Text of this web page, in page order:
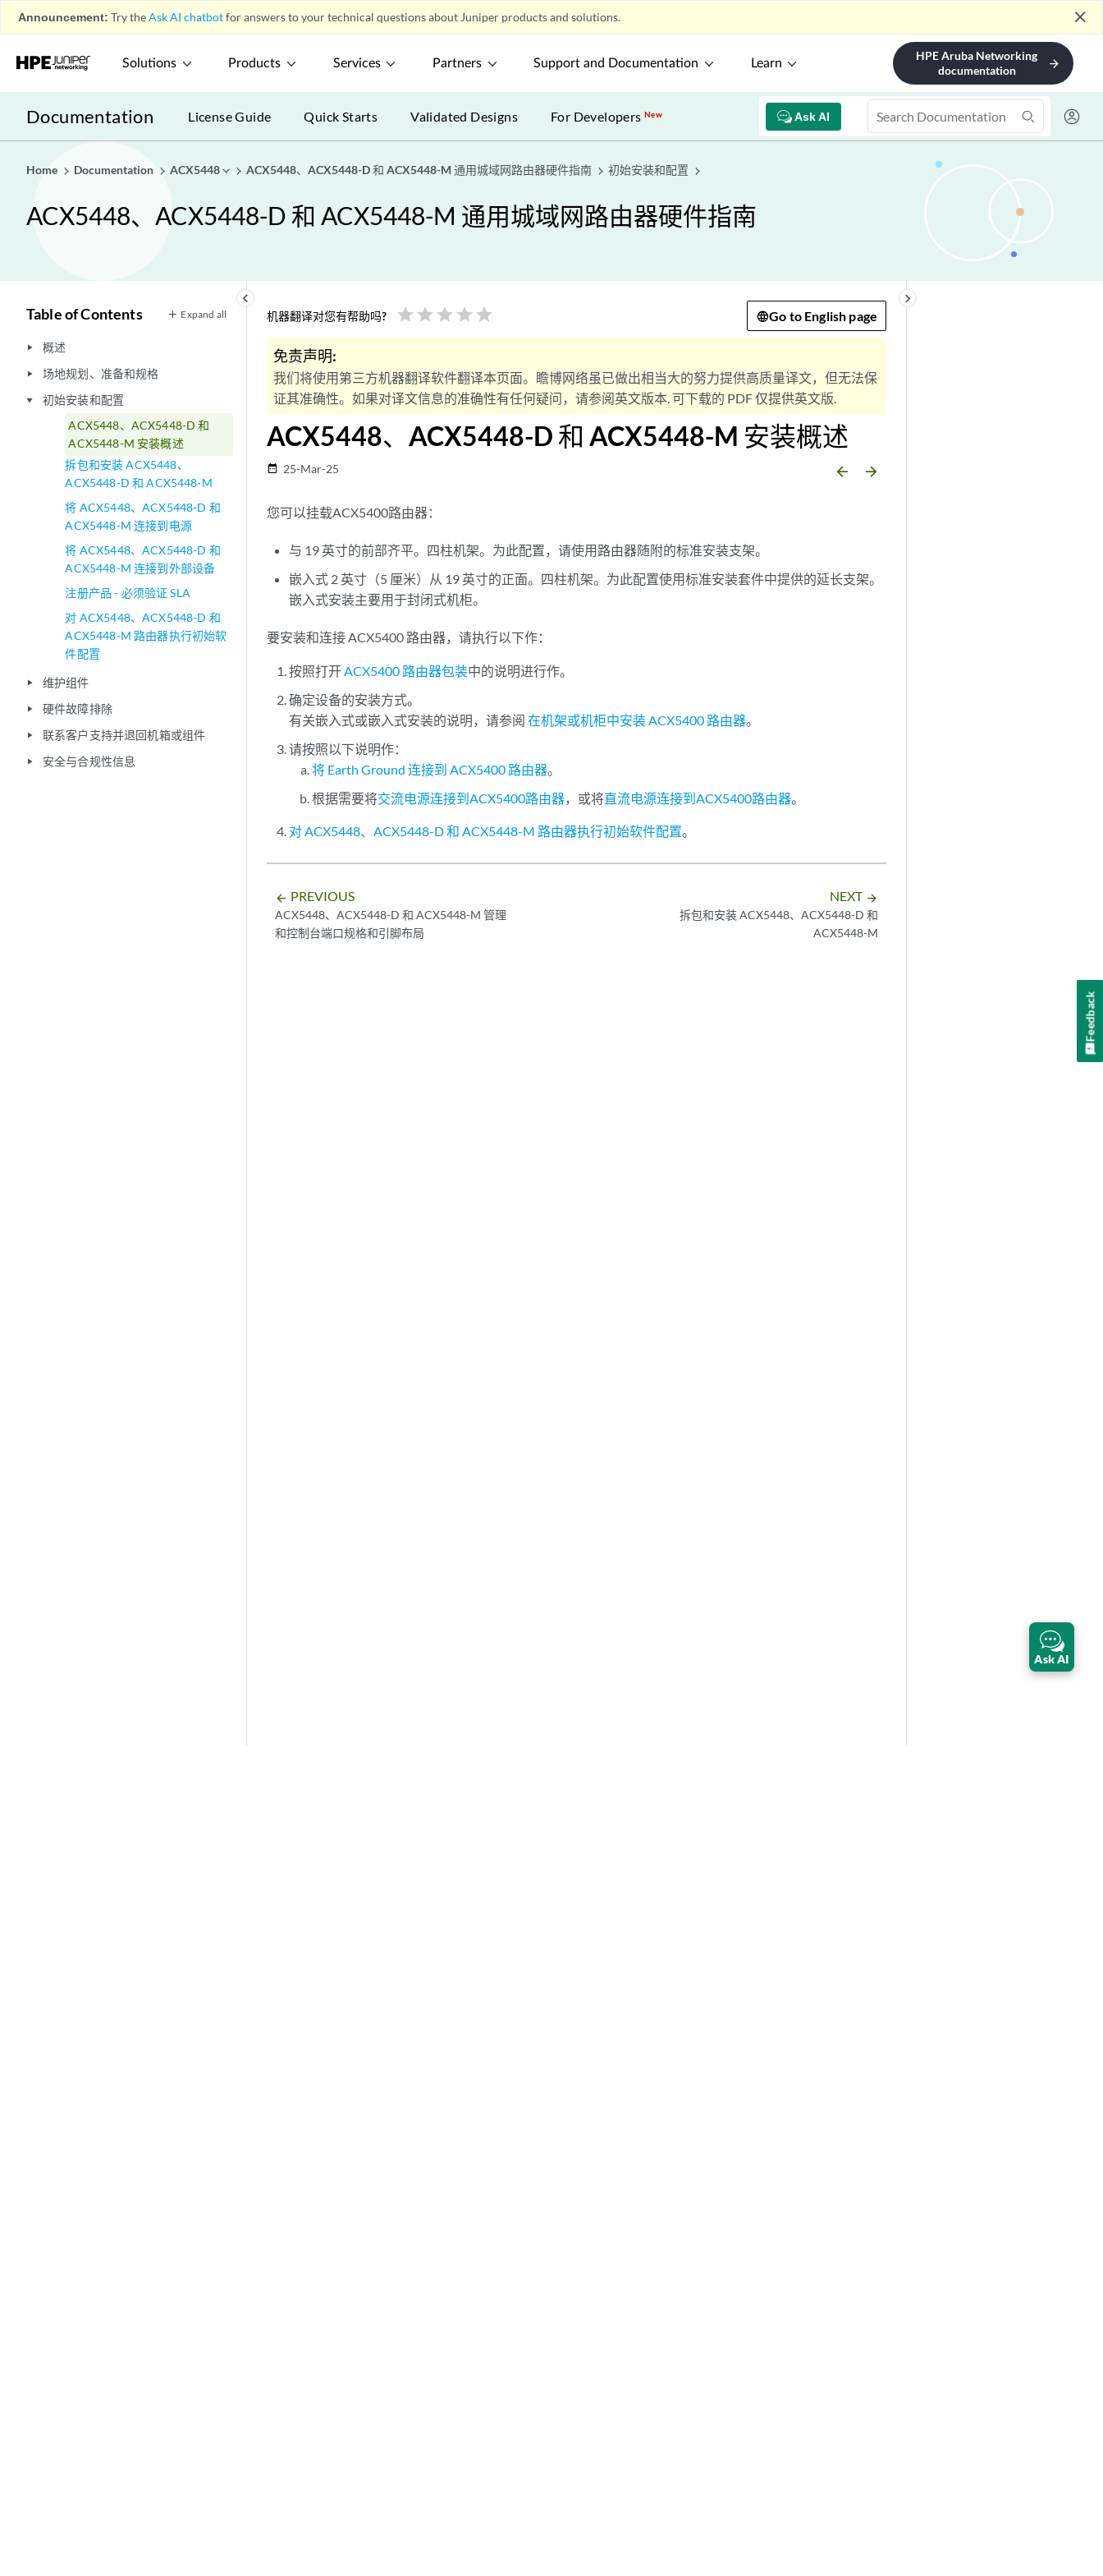
Announcement: Try theAsk AI chatbotfor answers to your technical questions about Juniper products and solutions. close
Solutions Products Services Partners Support and Documentation Learn
HPE Aruba Networking
documentation
arrow_forward
Documentation Ask AI
License Guide Quick Starts Validated Designs For DevelopersNew
Home Documentation ACX5448 ACX5448、ACX5448-D 和 ACX5448-M 通用城域网路由器硬件指南 初始安装和配置
ACX5448、ACX5448-D 和 ACX5448-M 通用城域网路由器硬件指南
keyboard_arrow_left
Table of Contents Expand all
play_arrow 概述
play_arrow 场地规划、准备和规格
play_arrow
初始安装和配置
ACX5448、ACX5448-D 和
ACX5448-M 安装概述
拆包和安装 ACX5448、
ACX5448-D 和 ACX5448-M
将 ACX5448、ACX5448-D 和
ACX5448-M 连接到电源
将 ACX5448、ACX5448-D 和
ACX5448-M 连接到外部设备
注册产品 - 必须验证 SLA
对 ACX5448、ACX5448-D 和
ACX5448-M 路由器执行初始软
件配置
play_arrow 维护组件
play_arrow 硬件故障排除
play_arrow 联系客户支持并退回机箱或组件
play_arrow 安全与合规性信息
keyboard_arrow_right
机器翻译对您有帮助吗? star star star star star Go to English page
免责声明:
我们将使用第三方机器翻译软件翻译本页面。瞻博网络虽已做出相当大的努力提供高质量译文，但无法保
证其准确性。如果对译文信息的准确性有任何疑问，请参阅英文版本. 可下载的 PDF 仅提供英文版.
ACX5448、ACX5448-D 和 ACX5448-M 安装概述
date_range 25-Mar-25 arrow_backward arrow_forward
您可以挂载ACX5400路由器：
与 19 英寸的前部齐平。四柱机架。为此配置，请使用路由器随附的标准安装支架。
嵌入式 2 英寸（5 厘米）从 19 英寸的正面。四柱机架。为此配置使用标准安装套件中提供的延长支架。
嵌入式安装主要用于封闭式机柜。
要安装和连接 ACX5400 路由器，请执行以下作：
按照打开ACX5400 路由器包装中的说明进行作。
确定设备的安装方式。
有关嵌入式或嵌入式安装的说明，请参阅在机架或机柜中安装 ACX5400 路由器。
请按照以下说明作：
将 Earth Ground 连接到 ACX5400 路由器。
根据需要将交流电源连接到ACX5400路由器，或将直流电源连接到ACX5400路由器。
对 ACX5448、ACX5448-D 和 ACX5448-M 路由器执行初始软件配置。
arrow_backward PREVIOUS
ACX5448、ACX5448-D 和 ACX5448-M 管理
和控制台端口规格和引脚布局
NEXT arrow_forward
拆包和安装 ACX5448、ACX5448-D 和
ACX5448-M
Ask AI
Feedback